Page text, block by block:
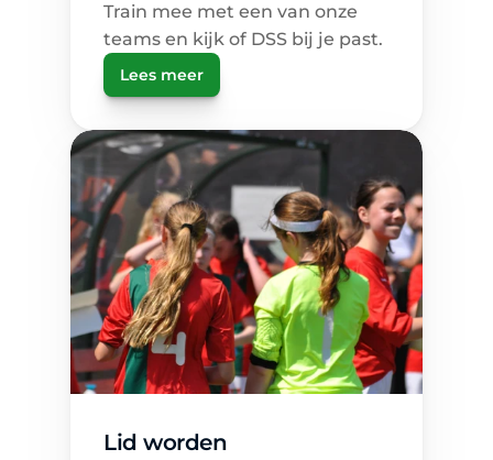
Train mee met een van onze
teams en kijk of DSS bij je past.
Lees meer
Lid worden